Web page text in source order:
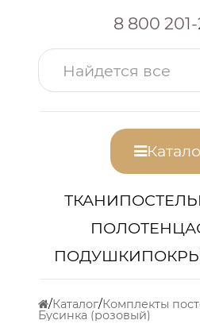
8 800
ТКАНИ
ПОЛОТЕНЦА
ПОДУШКИ
Каталог Комплекты
Бусинка (розовый)